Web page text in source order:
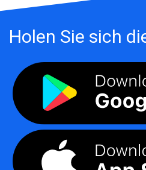
Holen Sie sich